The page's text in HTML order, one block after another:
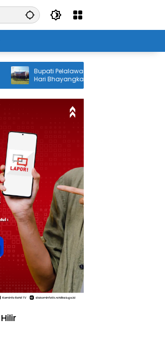
Bupati Pelalawan H. Zukri Hadiri Upacara
Hari Bhayangkara ke-80 di Mapolres